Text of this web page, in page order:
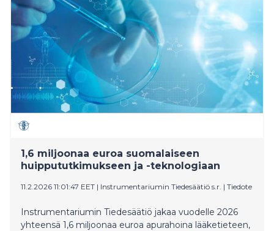
1,6 miljoonaa euroa suomalaiseen
huippututkimukseen ja -teknologiaan
11.2.2026 11:01:47 EET | Instrumentariumin Tiedesäätiö s.r. | Tiedote
Instrumentariumin Tiedesäätiö jakaa vuodelle 2026
yhteensä 1,6 miljoonaa euroa apurahoina lääketieteen,